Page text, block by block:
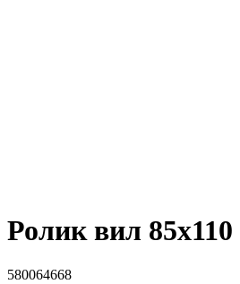
Ролик вил 85х110
580064668